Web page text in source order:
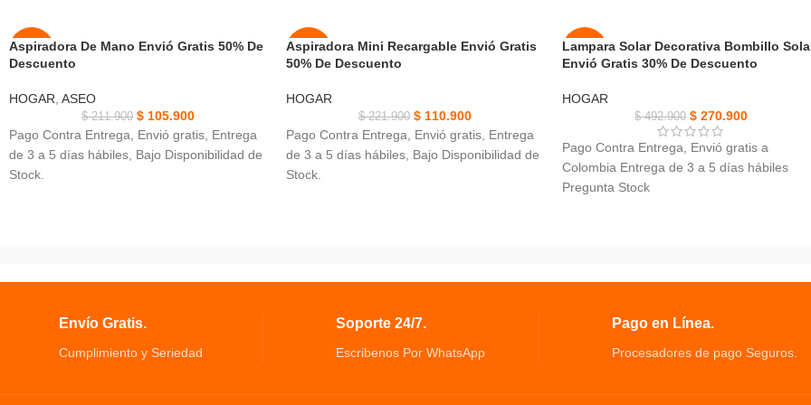
-50%
NUEVO
Aspiradora De Mano Envió Gratis 50% De
Descuento
HOGAR, ASEO
$211.900 $ 105.900
Pago Contra Entrega, Envió gratis, Entrega
de 3 a 5 días hábiles, Bajo Disponibilidad de
Stock.
-50%
NUEVO
Aspiradora Mini Recargable Envió Gratis
50% De Descuento
HOGAR
$221.900 $110.900
Pago Contra Entrega, Envió gratis, Entrega
de 3 a 5 días hábiles, Bajo Disponibilidad de
Stock.
húmedas/secas, puede limpiar fácilmente el
-45%
ADO
NUEVO
Lampara Solar Decorativa Bombillo
Envió Gratis 30% De Descuento
HOGAR
$492.900 $ 270.900
Pago Contra Entrega, Envió gratis a
Colombia Entrega de 3 a 5 días hábiles
Pregunta Stock
anochecer
Envío Gratis.
Cumplimiento y Seriedad
Soporte 24/7.
Escribenos Por WhatsApp
Pago en Línea.
Procesadores de pago Seguros.